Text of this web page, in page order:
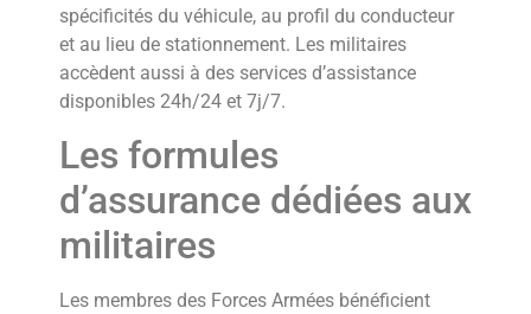
spécificités du véhicule, au profil du conducteur
et au lieu de stationnement. Les militaires
accèdent aussi à des services d’assistance
disponibles 24h/24 et 7j/7.
Les formules
d’assurance dédiées aux
militaires
Les membres des Forces Armées bénéficient